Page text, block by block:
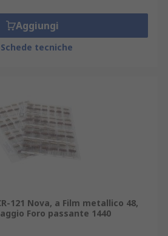
Aggiungi
Schede tecniche
121 Nova, a Film metallico 48,
Foro passante 1440